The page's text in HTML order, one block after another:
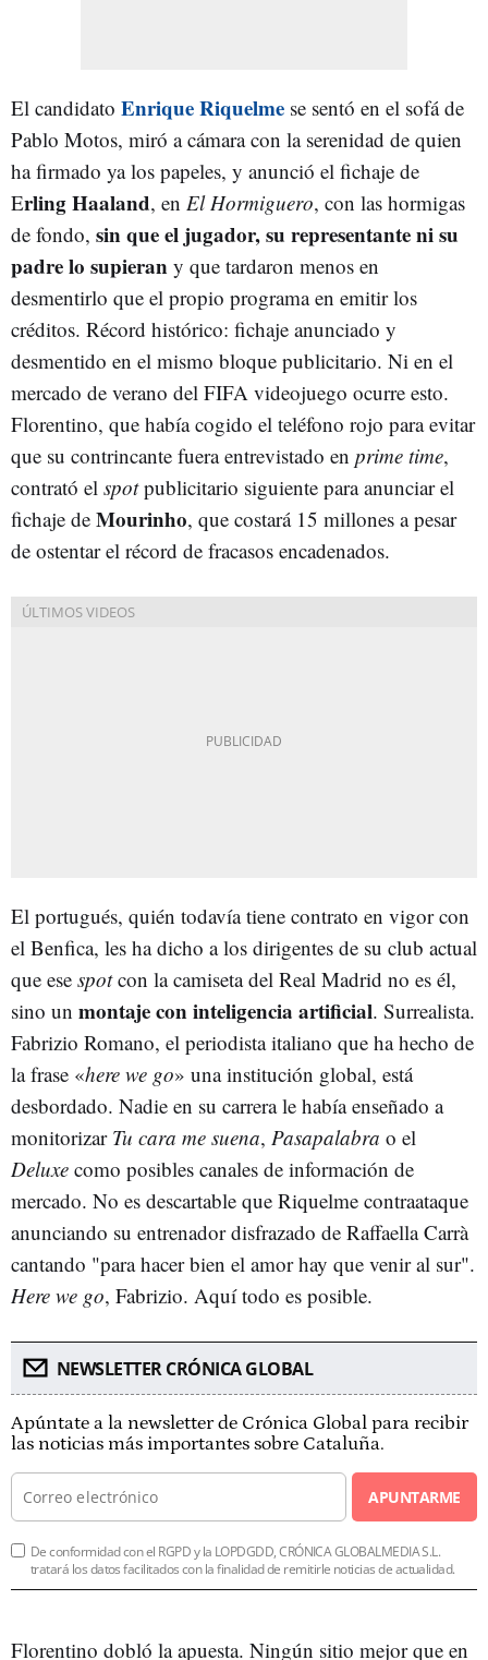
El candidato Enrique Riquelme se sentó en el sofá de
Pablo Motos, miró a cámara con la serenidad de quien
ha firmado ya los papeles, y anunció el fichaje de
Erling Haaland, en El Hormiguero, con las hormigas
de fondo, sin que el jugador, su representante ni su
padre lo supieran y que tardaron menos en
desmentirlo que el propio programa en emitir los
créditos. Récord histórico: fichaje anunciado y
desmentido en el mismo bloque publicitario. Ni en el
mercado de verano del FIFA videojuego ocurre esto.
Florentino, que había cogido el teléfono rojo para evitar
que su contrincante fuera entrevistado en prime time,
contrató el spotpublicitario siguiente para anunciar el
fichaje de Mourinho, que costará 15 millones a pesar
de ostentar el récord de fracasos encadenados.
El portugués, quién todavía tiene contrato en vigor con
el Benfica, les ha dicho a los dirigentes de su club actual
que ese spotcon la camiseta del Real Madrid no es él,
sino un montaje con inteligencia artificial. Surrealista.
Fabrizio Romano, el periodista italiano que ha hecho de
la frase «here we go» una institución global, está
desbordado. Nadie en su carrera le había enseñado a
monitorizar Tu cara me suena, Pasapalabra o el
Deluxe como posibles canales de información de
mercado. No es descartable que Riquelme contraataque
anunciando su entrenador disfrazado de Raffaella Carrà
cantando "para hacer bien el amor hay que venir al sur".
Here we go, Fabrizio. Aquí todo es posible.
NEWSLETTER CRÓNICA GLOBAL
Apúntate a la newsletter de Crónica Global para recibir
las noticias más importantes sobre Cataluña.
APUNTARME
De conformidad con el RGPD y la LOPDGDD, CRÓNICA GLOBALMEDIA S.L.
tratará los datos facilitados con la finalidad de remitirle noticias de actualidad.
Florentino dobló la apuesta. Ningún sitio mejor que en